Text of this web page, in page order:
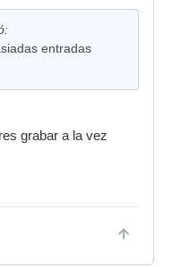
entradas
grabar a la vez